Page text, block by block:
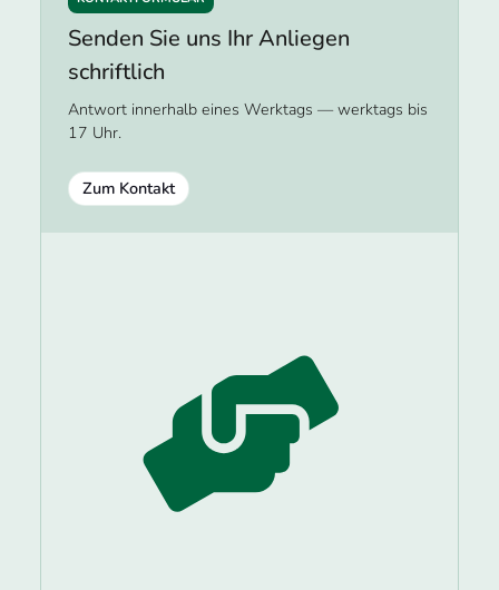
Senden Sie uns Ihr Anliegen
schriftlich
Antwort innerhalb eines Werktags — werktags bis
17 Uhr.
Zum Kontakt